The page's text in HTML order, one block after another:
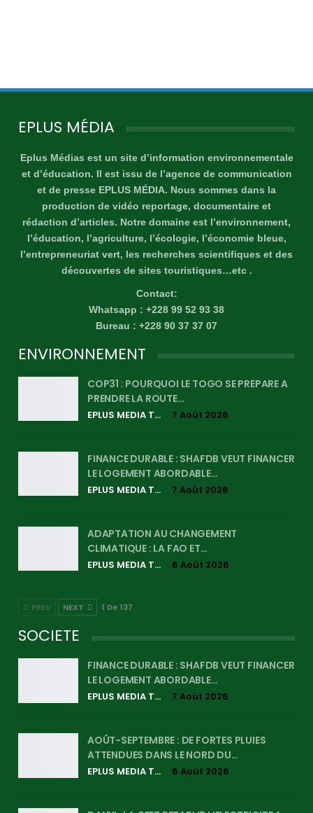
EPLUS MÉDIA
Eplus Médias est un site d’information environnementale
et d’éducation. Il est issu de l’agence de communication
et de presse EPLUS MÉDIA. Nous sommes dans la
production de vidéo reportage, documentaire et
rédaction d’articles. Notre domaine est l’environnement,
l’éducation, l’agriculture, l’écologie, l’économie bleue,
l’entrepreneuriat vert, les recherches scientifiques et des
découvertes de sites touristiques…etc .
Contact:
Whatsapp : +228 99 52 93 38
Bureau : +228 90 37 37 07
ENVIRONNEMENT
COP31 : POURQUOI LE TOGO SE PREPARE A
PRENDRE LA ROUTE…
EPLUS MEDIA TV 7 Août 2026
FINANCE DURABLE : SHAFDB VEUT FINANCER
LE LOGEMENT ABORDABLE…
EPLUS MEDIA TV 7 Août 2026
ADAPTATION AU CHANGEMENT
CLIMATIQUE : LA FAO ET…
EPLUS MEDIA TV 6 Août 2026
PREV NEXT 1 De 137
SOCIETE
FINANCE DURABLE : SHAFDB VEUT FINANCER
LE LOGEMENT ABORDABLE…
EPLUS MEDIA TV 7 Août 2026
AOÛT-SEPTEMBRE : DE FORTES PLUIES
ATTENDUES DANS LE NORD DU…
EPLUS MEDIA TV 6 Août 2026